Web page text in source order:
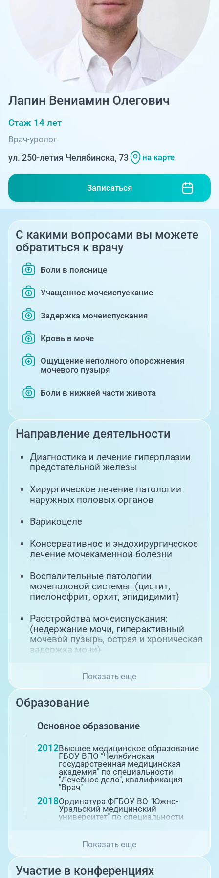
Пациентам
PreventAGE
+7 (351) 220-00-03
запись на прием
+7 (351) 220-03-03
Центр амбулаторной
онкологической помощи
+7 (7142) 927-003
Справочный телефон для
жителей Казахстана
Лапин Вениамин Олегович
Стаж 14 лет
Врач-уролог
ул. 250-летия Челябинска, 73 на карте
Записаться
С какими вопросами вы можете
обратиться к врачу
Боли в пояснице
Учащенное мочеиспускание
Задержка мочеиспускания
Кровь в моче
Ощущение неполного опорожнения
мочевого пузыря
Боли в нижней части живота
Направление деятельности
Диагностика и лечение гиперплазии
предстательной железы
Хирургическое лечение патологии
наружных половых органов
Варикоцеле
Консервативное и эндохирургическое
лечение мочекаменной болезни
Воспалительные патологии
мочеполовой системы: (цистит,
пиелонефрит, орхит, эпидидимит)
Расстройства мочеиспускания:
(недержание мочи, гиперактивный
мочевой пузырь, острая и хроническая
задержка мочи)
Показать еще
Образование
Основное образование
2012Высшее медицинское образование
ГБОУ ВПО "Челябинская
государственная медицинская
академия" по специальности
"Лечебное дело", квалификация
"Врач"
2018Ординатура ФГБОУ ВО "Южно-
Уральский медицинский
университет" по специальности
Повышение квалификации
2020 Повышение квалификации в ФГБОУ
ВО "Южно-Уральский медицинский
Показать еще
Участие в конференциях